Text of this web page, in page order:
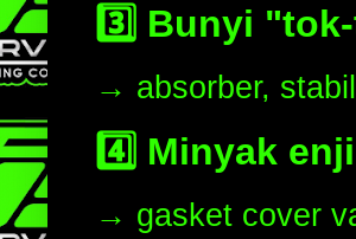
3️⃣ Bunyi
→ absorber,
4️⃣ Minyak
→ gasket cover